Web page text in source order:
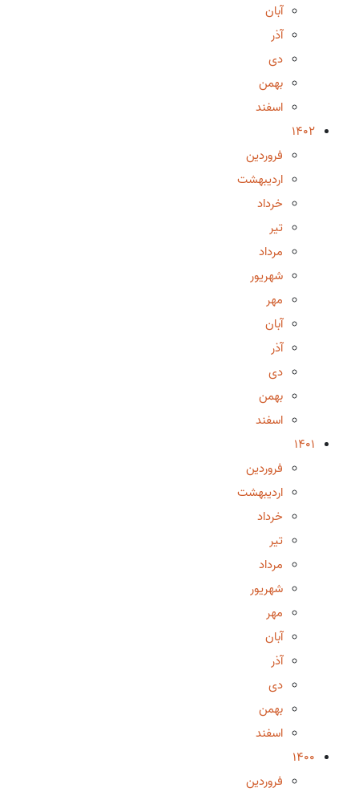
آبان
آذر
دی
بهمن
اسفند
1402
فروردین
اردیبهشت
خرداد
تیر
مرداد
شهریور
مهر
آبان
آذر
دی
بهمن
اسفند
1401
فروردین
اردیبهشت
خرداد
تیر
مرداد
شهریور
مهر
آبان
آذر
دی
بهمن
اسفند
1400
فروردین